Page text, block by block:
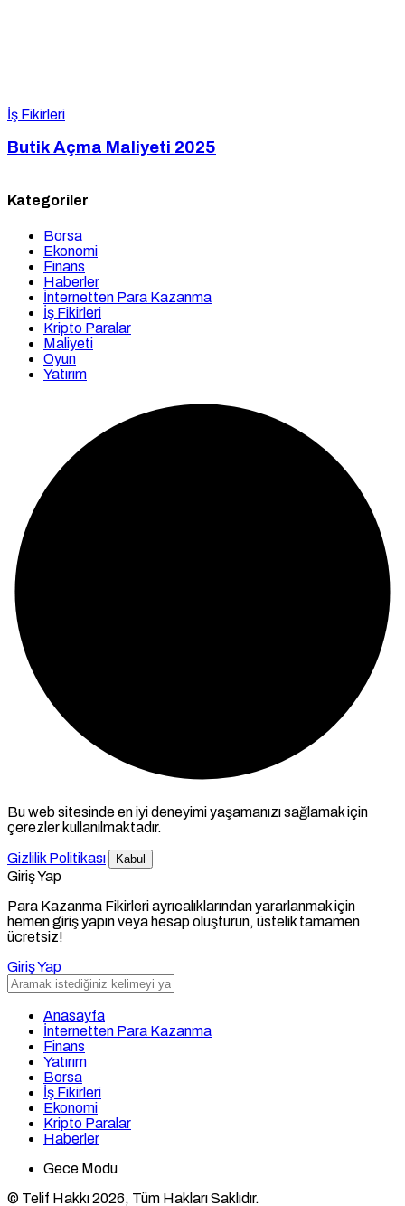
İş Fikirleri
Butik Açma Maliyeti 2025
Kategoriler
Borsa
Ekonomi
Finans
Haberler
İnternetten Para Kazanma
İş Fikirleri
Kripto Paralar
Maliyeti
Oyun
Yatırım
Bu web sitesinde en iyi deneyimi yaşamanızı sağlamak için
çerezler kullanılmaktadır.
Gizlilik Politikası
Kabul
Giriş Yap
Para Kazanma Fikirleri ayrıcalıklarından yararlanmak için
hemen giriş yapın veya hesap oluşturun, üstelik tamamen
ücretsiz!
Giriş Yap
Anasayfa
İnternetten Para Kazanma
Finans
Yatırım
Borsa
İş Fikirleri
Ekonomi
Kripto Paralar
Haberler
Gece Modu
© Telif Hakkı 2026, Tüm Hakları Saklıdır.